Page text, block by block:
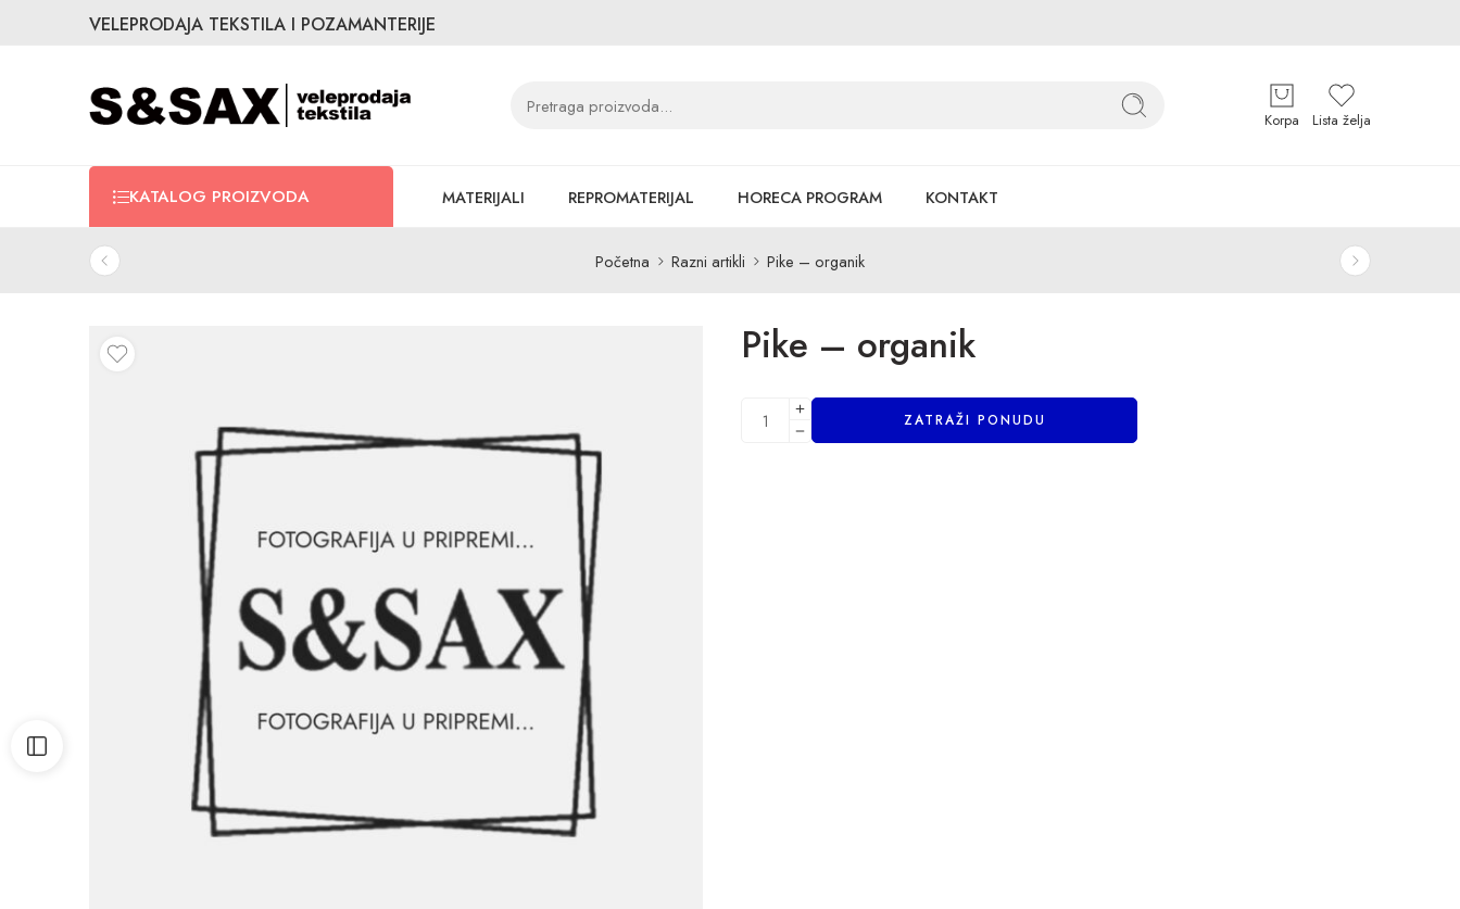
VELEPRODAJA TEKSTILA I POZAMANTERIJE
Korpa Lista želja
KATALOG PROIZVODA MATERIJALI REPROMATERIJAL HORECA PROGRAM KONTAKT
Početna Razni artikli Pike – organik
Pike – organik
ZATRAŽI PONUDU